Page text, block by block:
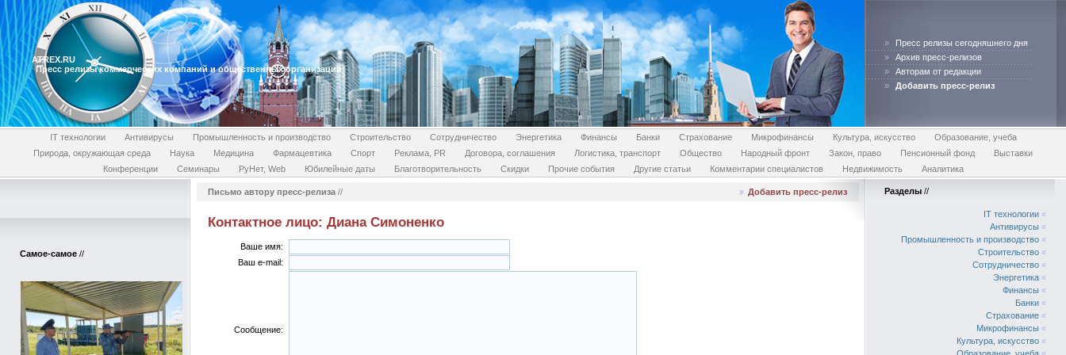
ATREX.RU
Пресс релизы коммерческих компаний и общественных организаций
»
Пресс релизы сегодняшнего дня
»
Архив пресс-релизов
»
Авторам от редакции
»
Добавить пресс-релиз
IT технологии Антивирусы Промышленность и производство Строительство Сотрудничество Энергетика Финансы Банки Страхование Микрофинансы Культура, искусство
Образование, учеба
Природа, окружающая среда
Наука Медицина Фармацевтика Спорт Реклама, PR Договора, соглашения Логистика, транспорт Общество Народный фронт Закон, право Пенсионный фонд
Выставки
Конференции
Семинары РуНет, Web Юбилейные даты Благотворительность Скидки Прочие события Другие статьи Комментарии специалистов Недвижимость Аналитика
Самое-самое //
Письмо автору пресс-релиза // » Добавить пресс-релиз
Контактное лицо: Диана Симоненко
Ваше имя:
Ваш e-mail:
Сообщение:
Разделы //
IT технологии «
Антивирусы «
Промышленность и производство «
Строительство «
Сотрудничество «
Энергетика «
Финансы «
Банки «
Страхование «
Микрофинансы «
Культура, искусство «